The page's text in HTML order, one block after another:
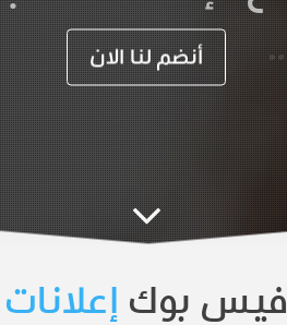
أنضم لنا الان
فيس بوك إعلانات